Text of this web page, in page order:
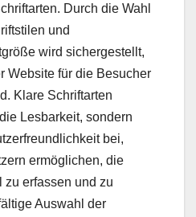
Durch die Wahl
und
wird sichergestellt,
Website für die Besucher
Klare Schriftarten
Lesbarkeit, sondern
bei,
ermöglichen, die
zu erfassen und zu
Auswahl der